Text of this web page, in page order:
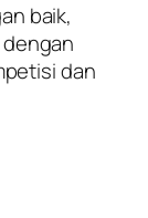
baik,
dan